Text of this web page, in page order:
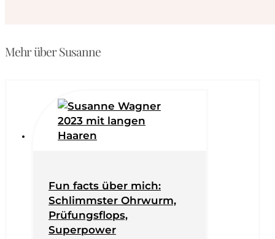
Mehr über Susanne
Fun facts über mich:
Schlimmster Ohrwurm,
Prüfungsflops,
Superpower